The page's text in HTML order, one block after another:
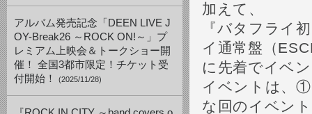
アルバム発売記念「DEEN LIVE J
OY-Break26 ～ROCK ON!～」プ
レミアム上映会＆トークショー開
催！ 全国3都市限定！チケット受
付開始！
(2025/11/28)
加えて、
『バタフライ
イ通常盤（
に先着でイベ
イベントは、
な回のイベン